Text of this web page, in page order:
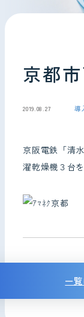
会社情報
京都
2019.08.27 導
京阪電鉄「清
濯乾燥機３台
一